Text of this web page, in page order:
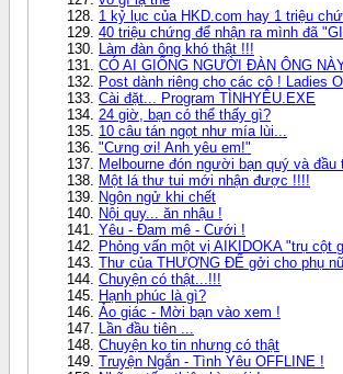
1 kỷ lục của HKD.com hay 1 triệu
40 triệu chứng để nhận ra mình đã
Làm đàn ông khó thật !!!
CÓ AI GIỐNG NGƯỜI ĐÀN ÔNG
Post dành riêng cho các cô ! Ladies
Cài đặt... Program TÌNHYÊU.EXE
24 giờ, bạn có thể thấy gì?
10 câu tán ngọt như mía lùi...
"Cưng ơi! Anh yêu em!"
Melbourne đón người bạn quý và
Một lá thư tui mới nhận được !!!!
Ngôn ngử khi chết
Nội quy... ăn nhậu !
Yêu - Đam mê - Cưới !
Phỏng vấn một vị AIKIDOKA "trụ cột
Thư của THƯỢNG ĐẾ gởi cho phụ
Chuyện có thật...!!!
Hạnh phúc là gì?
Ảo giác - Mời bạn vào xem !
Lần đầu tiên ...
Chuyện ko tin nhưng có thật
Truyện Ngắn - Tình Yêu OFFLINE !